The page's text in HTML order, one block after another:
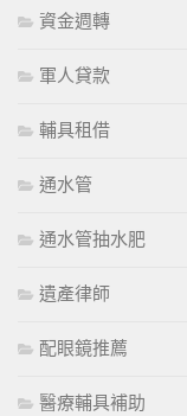
資金週轉
軍人貸款
輔具租借
通水管
通水管抽水肥
遺產律師
配眼鏡推薦
醫療輔具補助